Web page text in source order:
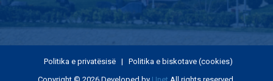
Politika e privatësisë | Politika e biskotave (cookies)